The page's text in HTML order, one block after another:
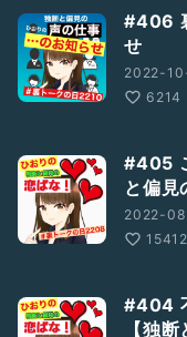
#406
せ
2022-
6214
#405
と偏見
2022-
15412
#404
【独